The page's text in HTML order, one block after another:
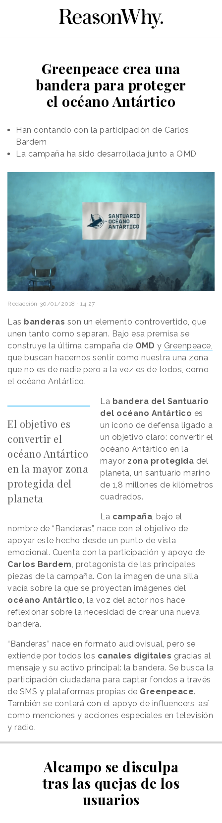
Greenpeace crea una
bandera para proteger
el océano Antártico
Han contando con la participación de Carlos
Bardem
La campaña ha sido desarrollada junto a OMD
Redacción 30/01/2018 · 14:27
Las banderas son un elemento controvertido, que
unen tanto como separan. Bajo esa premisa se
construye la última campaña de OMD y Greenpeace,
que buscan hacernos sentir como nuestra una zona
que no es de nadie pero a la vez es de todos, como
el océano Antártico.
El objetivo es
convertir el
océano Antártico
en la mayor zona
protegida del
planeta
La bandera del Santuario
del océano Antártico es
un icono de defensa ligado a
un objetivo claro: convertir el
océano Antártico en la
mayor zona protegida del
planeta, un santuario marino
de 1,8 millones de kilómetros
cuadrados.
La campaña, bajo el
nombre de “Banderas”, nace con el objetivo de
apoyar este hecho desde un punto de vista
emocional. Cuenta con la participación y apoyo de
Carlos Bardem, protagonista de las principales
piezas de la campaña. Con la imagen de una silla
vacía sobre la que se proyectan imágenes del
océano Antártico, la voz del actor nos hace
reflexionar sobre la necesidad de crear una nueva
bandera.
“Banderas” nace en formato audiovisual, pero se
extiende por todos los canales digitales gracias al
mensaje y su activo principal: la bandera. Se busca la
participación ciudadana para captar fondos a través
de SMS y plataformas propias de Greenpeace.
También se contará con el apoyo de influencers, así
como menciones y acciones especiales en televisión
y radio.
Alcampo se disculpa
tras las quejas de los
usuarios